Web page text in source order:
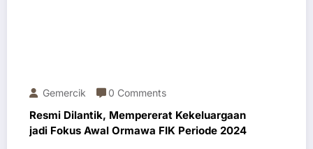
Gemercik 0 Comments
Resmi Dilantik, Mempererat Kekeluargaan
jadi Fokus Awal Ormawa FIK Periode 2024